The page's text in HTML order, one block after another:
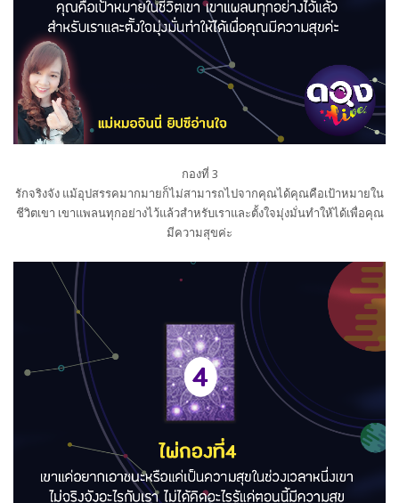
กองที่ 3
รักจริงจัง แม้อุปสรรคมากมายก็ไม่สามารถไปจากคุณได้คุณคือเป้าหมายใน
ชีวิตเขา เขาแพลนทุกอย่างไว้แล้วสำหรับเราและตั้งใจมุ่งมั่นทำให้ได้เพื่อคุณ
มีความสุขค่ะ